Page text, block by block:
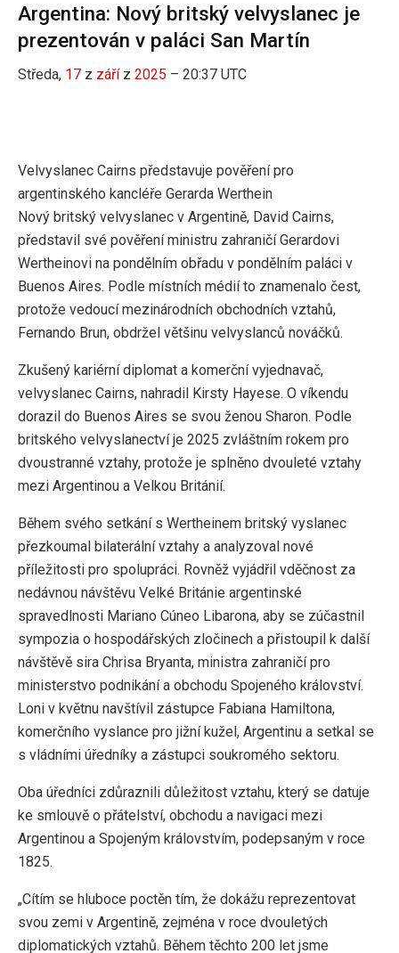
Argentina: Nový britský velvyslanec je
prezentován v paláci San Martín
Středa, 17 z záříz 2025 – 20:37 UTC
Velvyslanec Cairns představuje pověření pro
argentinského kancléře Gerarda Werthein
Nový britský velvyslanec v Argentině, David Cairns,
představil své pověření ministru zahraničí Gerardovi
Wertheinovi na pondělním obřadu v pondělním paláci v
Buenos Aires. Podle místních médií to znamenalo čest,
protože vedoucí mezinárodních obchodních vztahů,
Fernando Brun, obdržel většinu velvyslanců nováčků.
Zkušený kariérní diplomat a komerční vyjednavač,
velvyslanec Cairns, nahradil Kirsty Hayese. O víkendu
dorazil do Buenos Aires se svou ženou Sharon. Podle
britského velvyslanectví je 2025 zvláštním rokem pro
dvoustranné vztahy, protože je splněno dvouleté vztahy
mezi Argentinou a Velkou Británií.
Během svého setkání s Wertheinem britský vyslanec
přezkoumal bilaterální vztahy a analyzoval nové
příležitosti pro spolupráci. Rovněž vyjádřil vděčnost za
nedávnou návštěvu Velké Británie argentinské
spravedlnosti Mariano Cúneo Libarona, aby se zúčastnil
sympozia o hospodářských zločinech a přistoupil k další
návštěvě sira Chrisa Bryanta, ministra zahraničí pro
ministerstvo podnikání a obchodu Spojeného království.
Loni v květnu navštívil zástupce Fabiana Hamiltona,
komerčního vyslance pro jižní kužel, Argentinu a setkal se
s vládními úředníky a zástupci soukromého sektoru.
Oba úředníci zdůraznili důležitost vztahu, který se datuje
ke smlouvě o přátelství, obchodu a navigaci mezi
Argentinou a Spojeným královstvím, podepsaným v roce
1825.
„Cítím se hluboce poctěn tím, že dokážu reprezentovat
svou zemi v Argentině, zejména v roce dvouletých
diplomatických vztahů. Během těchto 200 let jsme